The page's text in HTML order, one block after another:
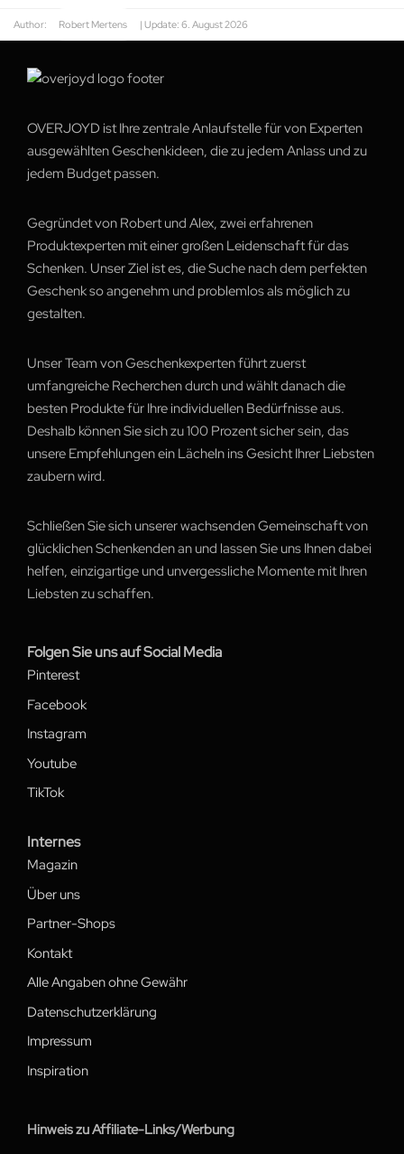
Author: Robert Mertens | Update: 6. August 2026
OVERJOYD ist Ihre zentrale Anlaufstelle für von Experten
ausgewählten Geschenkideen, die zu jedem Anlass und zu
jedem Budget passen.
Gegründet von Robert und Alex, zwei erfahrenen
Produktexperten mit einer großen Leidenschaft für das
Schenken. Unser Ziel ist es, die Suche nach dem perfekten
Geschenk so angenehm und problemlos als möglich zu
gestalten.
Unser Team von Geschenkexperten führt zuerst
umfangreiche Recherchen durch und wählt danach die
besten Produkte für Ihre individuellen Bedürfnisse aus.
Deshalb können Sie sich zu 100 Prozent sicher sein, das
unsere Empfehlungen ein Lächeln ins Gesicht Ihrer Liebsten
zaubern wird.
Schließen Sie sich unserer wachsenden Gemeinschaft von
glücklichen Schenkenden an und lassen Sie uns Ihnen dabei
helfen, einzigartige und unvergessliche Momente mit Ihren
Liebsten zu schaffen.
Folgen Sie uns auf Social Media
Pinterest
Facebook
Instagram
Youtube
TikTok
Internes
Magazin
Über uns
Partner-Shops
Kontakt
Alle Angaben ohne Gewähr
Datenschutzerklärung
Impressum
Inspiration
Hinweis zu Affiliate-Links/Werbung